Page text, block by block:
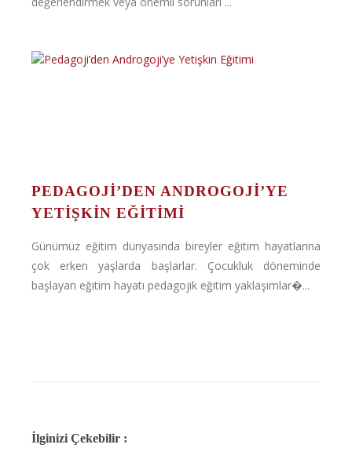
PEDAGOJI’DEN ANDROGOJI’YE
YETIŞKIN EĞITIMI
Günümüz eğitim dünyasında bireyler eğitim hayatlarına
çok erken yaşlarda başlarlar. Çocukluk döneminde
başlayan eğitim hayatı pedagojik eğitim yaklaşımlar�...
İlginizi Çekebilir :